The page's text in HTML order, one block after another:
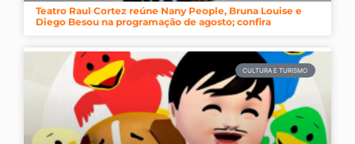
Teatro Raul Cortez reúne Nany People, Bruna Louise e
Diego Besou na programação de agosto; confira
CULTURA E TURISMO